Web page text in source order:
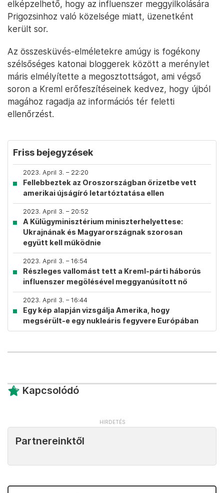
elképzelhető, hogy az influenszer meggyilkolására
Prigozsinhoz való közelsége miatt, üzenetként
került sor.
Az összesküvés-elméletekre amúgy is fogékony
szélsőséges katonai bloggerek között a merénylet
máris elmélyítette a megosztottságot, ami végső
soron a Kreml erőfeszítéseinek kedvez, hogy újból
magához ragadja az információs tér feletti
ellenőrzést.
Friss bejegyzések
2023. April 3. – 22:20
Fellebbeztek az Oroszországban őrizetbe vett
amerikai újságíró letartóztatása ellen
2023. April 3. – 20:52
A Külügyminisztérium miniszterhelyettese:
Ukrajnának és Magyarországnak szorosan
együtt kell működnie
2023. April 3. – 16:54
Részleges vallomást tett a Kreml-párti háborús
influenszer megölésével meggyanúsított nő
2023. April 3. – 16:44
Egy kép alapján vizsgálja Amerika, hogy
megsérült-e egy nukleáris fegyvere Európában
Kapcsolódó
Partnereinktől